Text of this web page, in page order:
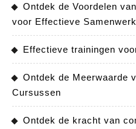
Ontdek de Voordelen
voor Effectieve
Effectieve trainingen
Ontdek de Meerwaarde
Cursussen
Ontdek de kracht van